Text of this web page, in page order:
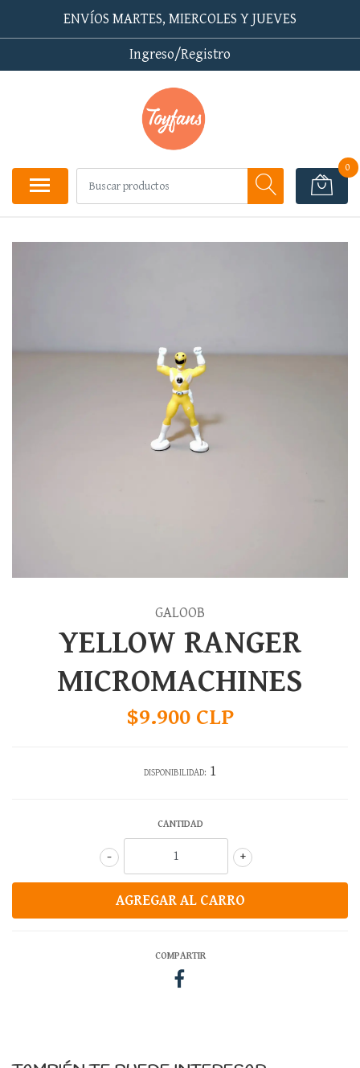
ENVÍOS MARTES, MIERCOLES Y JUEVES
Ingreso/Registro
0
GALOOB
YELLOW RANGER
MICROMACHINES
$9.900 CLP
DISPONIBILIDAD: 1
CANTIDAD
+
-
COMPARTIR